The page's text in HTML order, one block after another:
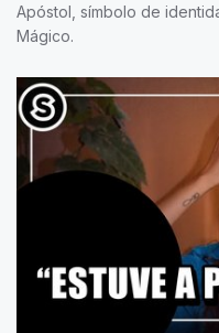
Apóstol, símbolo de
Mágico.